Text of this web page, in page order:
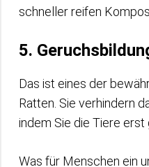
schneller reifen
5.
Das ist eines der
Ratten. Sie verhindern
indem Sie die Tiere erst
Was für Menschen ein